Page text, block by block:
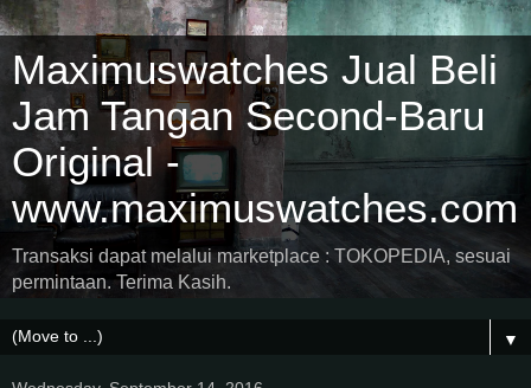
Maximuswatches Jual Beli
Jam Tangan Second-Baru
Original -
www.maximuswatches.com
Transaksi dapat melalui marketplace : TOKOPEDIA, sesuai
permintaan. Terima Kasih.
▼